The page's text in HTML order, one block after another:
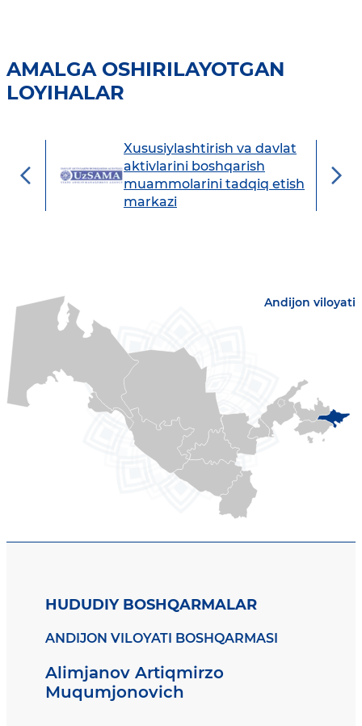
AMALGA OSHIRILAYOTGAN
LOYIHALAR
Xususiylashtirish va davlat
aktivlarini boshqarish
muammolarini tadqiq etish
markazi
Andijon viloyati
HUDUDIY BOSHQARMALAR
ANDIJON VILOYATI BOSHQARMASI
Alimjanov Artiqmirzo
Muqumjonovich